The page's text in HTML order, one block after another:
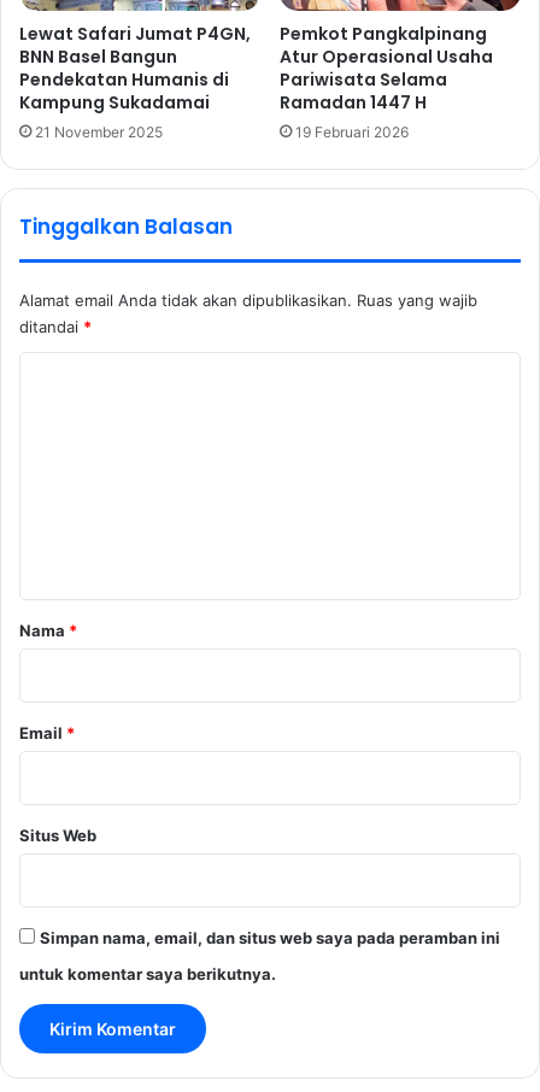
Lewat Safari Jumat P4GN,
BNN Basel Bangun
Pendekatan Humanis di
Kampung Sukadamai
21 November 2025
Pemkot Pangkalpinang
Atur Operasional Usaha
Pariwisata Selama
Ramadan 1447 H
19 Februari 2026
Tinggalkan Balasan
Alamat email Anda tidak akan dipublikasikan. Ruas yang wajib
ditandai *
rNama *
Email *
Situs Web
Simpan nama, email, dan situs web saya pada peramban ini
untuk komentar saya berikutnya.